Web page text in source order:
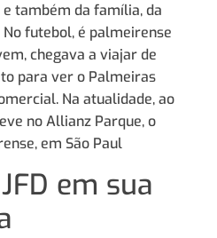
também da família, da
futebol, é palmeirense
chegava a viajar de
para ver o Palmeiras
Na atualidade, ao
no Allianz Parque, o
em São Paul
em sua